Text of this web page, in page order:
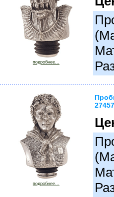
подробнее...
подробнее...